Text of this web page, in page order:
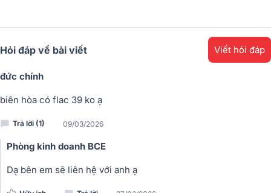
Hỏi đáp về bài viết Viết hỏi đáp
đức chính
biên hòa có flac 39 ko ạ
Trả lời (1) 09/03/2026
Phòng kinh doanh BCE
Dạ bên em sẽ liên hệ với anh ạ